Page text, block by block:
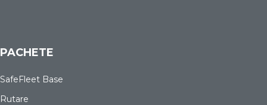
PACHETE
SafeFleet Base
Rutare